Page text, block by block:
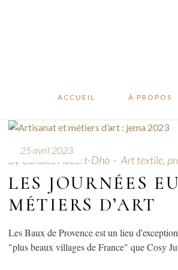
ACCUEIL À PROPOS
Traçabilité
À l’atelier
25 avril 2023
By Candice Aubert-Dho Art textile,
LES JOURNÉES
MÉTIERS D’ART
Les Baux de Provence est un lieu
"plus beaux villages de France" que Cosy